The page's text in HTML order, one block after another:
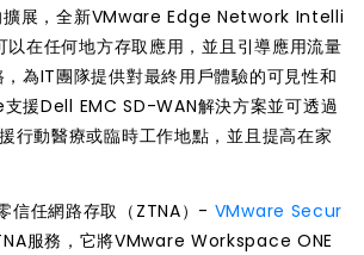
展，全新VMware Edge Network Intelli
在任何地方存取應用，並且引導應用流量
為IT團隊提供對最終用戶體驗的可見性和
援Dell EMC SD-WAN解決方案並可透過
行動醫療或臨時工作地點，並且提高在家
信任網路存取（ZTNA） - VMware Secur
服務，它將VMware Workspace ONE